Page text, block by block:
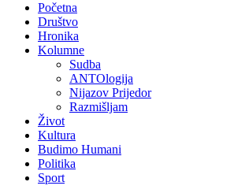
Početna
Društvo
Hronika
Kolumne
Sudba
ANTOlogija
Nijazov Prijedor
Razmišljam
Život
Kultura
Budimo Humani
Politika
Sport